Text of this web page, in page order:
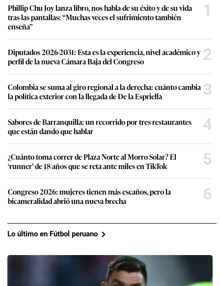
Phillip Chu Joy lanza libro, nos habla de su éxito y de su vida
tras las pantallas: “Muchas veces el sufrimiento también
enseña”
1
Diputados 2026-2031: Esta es la experiencia, nivel académico y
perfil de la nueva Cámara Baja del Congreso
2
Colombia se suma al giro regional a la derecha: cuánto cambia
la política exterior con la llegada de De la Espriella
3
Sabores de Barranquilla: un recorrido por tres restaurantes
que están dando que hablar
4
¿Cuánto toma correr de Plaza Norte al Morro Solar? El
‘runner’ de 18 años que se reta ante miles en TikTok
5
Congreso 2026: mujeres tienen más escaños, pero la
bicameralidad abrió una nueva brecha
6
Lo último en Fútbol peruano